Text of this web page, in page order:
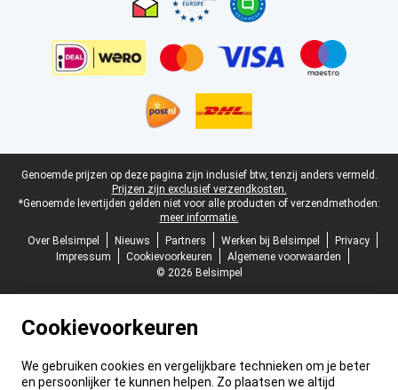
Juridische voettekst
Genoemde prijzen op deze pagina zijn inclusief btw, tenzij anders vermeld.
Prijzen zijn exclusief verzendkosten.
*Genoemde levertijden gelden niet voor alle producten of verzendmethoden:
meer informatie.
Over Belsimpel
Nieuws Partners Werken bij Belsimpel
Privacy
Impressum
Cookievoorkeuren
Algemene voorwaarden
© 2026 Belsimpel
Cookievoorkeuren
We gebruiken cookies en vergelijkbare technieken om je beter
en persoonlijker te kunnen helpen. Zo plaatsen we altijd